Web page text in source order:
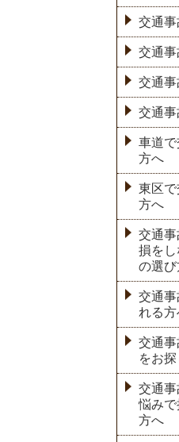
交通
交通
交通
交通
車道
方へ
東区
方へ
交通
損を
の選び
交通
れる
交通
をお
交通
悩み
方へ